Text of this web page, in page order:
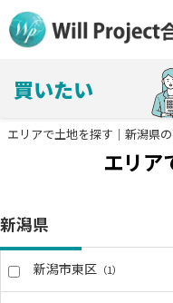
買いたい
エリアで土地を探す｜新潟県
エリア
新潟県
新潟市東区 （1）